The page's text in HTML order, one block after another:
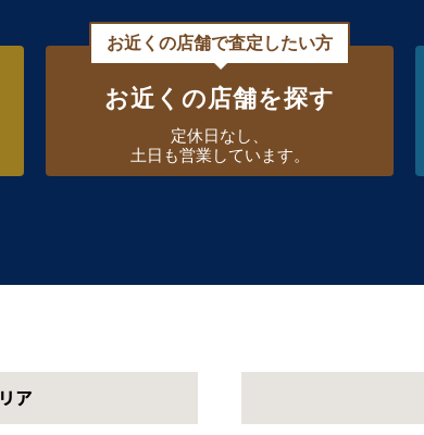
お近くの店舗で査定したい方
お近くの店舗を探す
定休日なし、
土日も営業しています。
ア